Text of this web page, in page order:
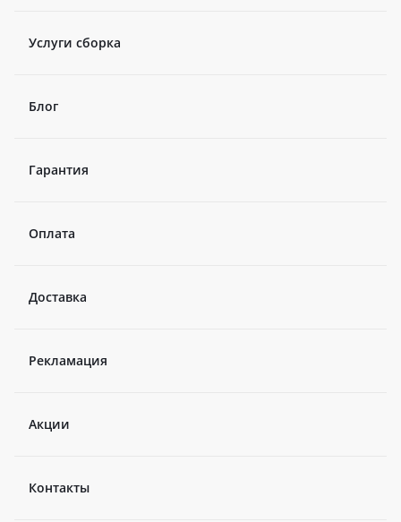
Услуги сборка
Блог
Гарантия
Оплата
Доставка
Рекламация
Акции
Контакты